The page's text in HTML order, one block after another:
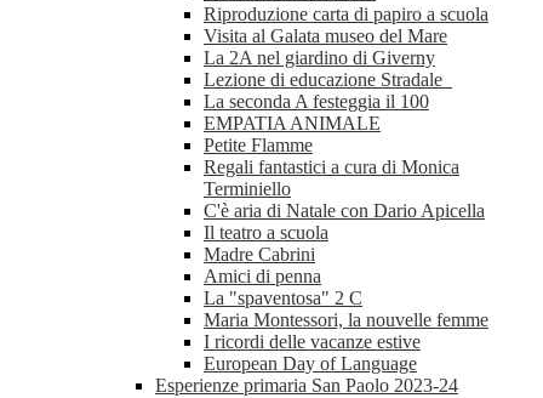
Riproduzione carta di papiro a scuola
Visita al Galata museo del Mare
La 2A nel giardino di Giverny
Lezione di educazione Stradale
La seconda A festeggia il 100
EMPATIA ANIMALE
Petite Flamme
Regali fantastici a cura di Monica
Terminiello
C'è aria di Natale con Dario Apicella
Il teatro a scuola
Madre Cabrini
Amici di penna
La "spaventosa" 2 C
Maria Montessori, la nouvelle femme
I ricordi delle vacanze estive
European Day of Language
Esperienze primaria San Paolo 2023-24